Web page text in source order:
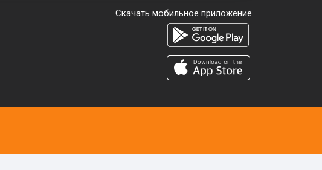
Скачать мобильное приложение